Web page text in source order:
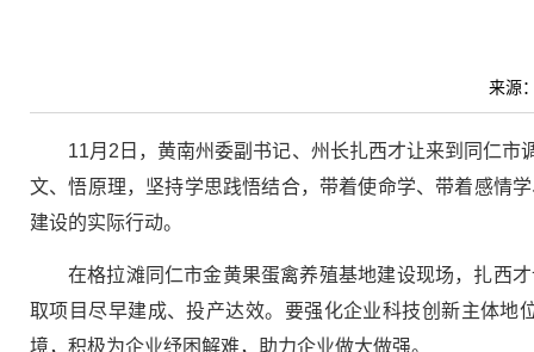
来源
11月2日，黄南州委副书记、州长扎西才让来到同仁
文、悟原理，坚持学思践悟结合，带着使命学、带着感情
建设的实际行动。
在格拉滩同仁市金黄果蛋禽养殖基地建设现场，扎西
取项目尽早建成、投产达效。要强化企业科技创新主体
境，积极为企业纾困解难，助力企业做大做强。